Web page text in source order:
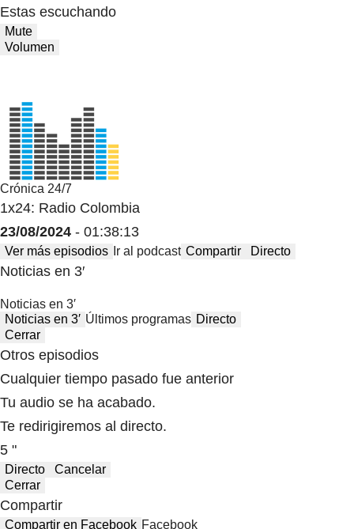
Estas escuchando
Mute
Volumen
Crónica 24/7
1x24: Radio Colombia
23/08/2024 - 01:38:13
Ver más episodios Ir al podcast Compartir Directo
Noticias en 3′
Noticias en 3′
Noticias en 3′ Últimos programas Directo
Cerrar
Otros episodios
Cualquier tiempo pasado fue anterior
Tu audio se ha acabado.
Te redirigiremos al directo.
5 "
Directo
Cancelar
Cerrar
Compartir
Compartir en Facebook Facebook